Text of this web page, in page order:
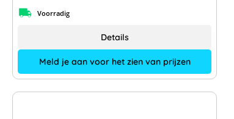
Voorradig
Meld je aan voor het zien van prijzen
Details